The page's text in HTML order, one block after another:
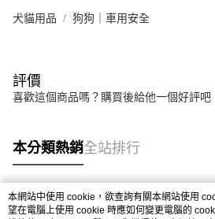
犬貓用品 狗狗｜車用安全
評價
喜歡這個商品嗎？購買後給他一個好評吧
本分類熱銷全站排行
熱門標籤
本網站中使用 cookie，欲查詢有關本網站使用
望在電腦上使用 cookie 時應如何變更電腦的